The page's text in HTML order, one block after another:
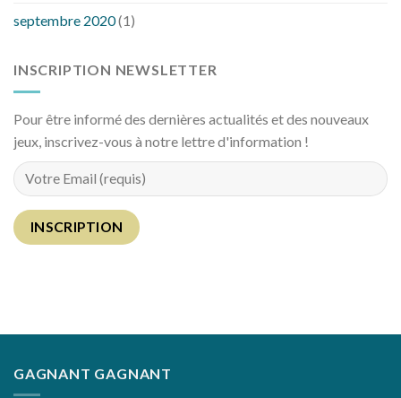
septembre 2020(1)
INSCRIPTION NEWSLETTER
Pour être informé des dernières actualités et des nouveaux
jeux, inscrivez-vous à notre lettre d'information !
GAGNANT GAGNANT